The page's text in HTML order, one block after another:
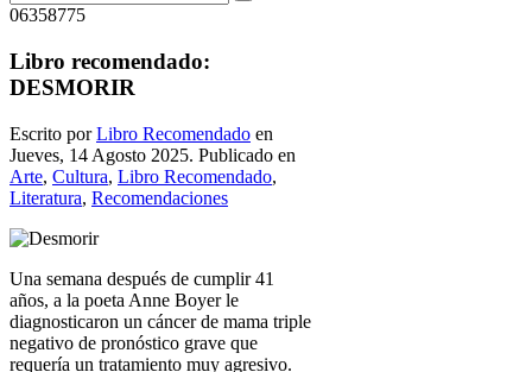
06358775
Libro recomendado:
DESMORIR
Escrito porLibro Recomendado en
Jueves, 14 Agosto 2025. Publicado en
Arte, Cultura, Libro Recomendado,
Literatura, Recomendaciones
Una semana después de cumplir 41
años, a la poeta Anne Boyer le
diagnosticaron un cáncer de mama triple
negativo de pronóstico grave que
requería un tratamiento muy agresivo.